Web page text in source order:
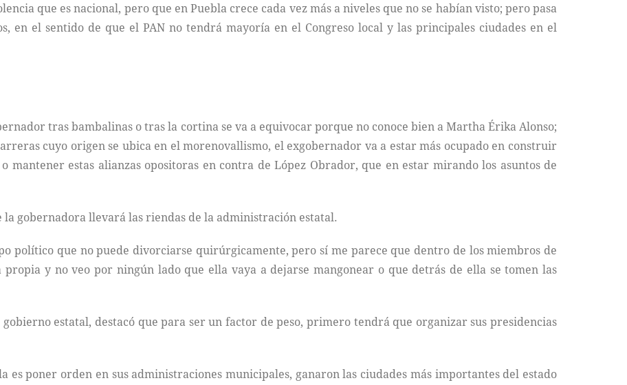
que es nacional, pero que en Puebla crece cada vez más a niveles que no se habían visto; pero pasa
en el sentido de que el PAN no tendrá mayoría en el Congreso local y las principales ciudades en el
tras bambalinas o tras la cortina se va a equivocar porque no conoce bien a Martha Érika Alonso;
cuyo origen se ubica en el morenovallismo, el exgobernador va a estar más ocupado en construir
mantener estas alianzas opositoras en contra de López Obrador, que en estar mirando los asuntos de
la gobernadora llevará las riendas de la administración estatal.
político que no puede divorciarse quirúrgicamente, pero sí me parece que dentro de los miembros de
y no veo por ningún lado que ella vaya a dejarse mangonear o que detrás de ella se tomen las
estatal, destacó que para ser un factor de peso, primero tendrá que organizar sus presidencias
es poner orden en sus administraciones municipales, ganaron las ciudades más importantes del estado